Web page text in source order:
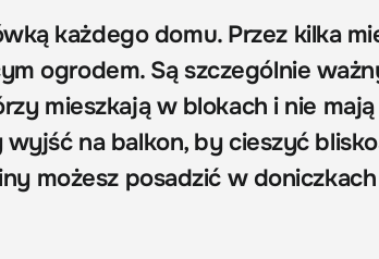
każdego domu. Przez kilka
ogrodem. Są szczególnie
mieszkają w blokach i nie mają
na balkon, by cieszyć
możesz posadzić w